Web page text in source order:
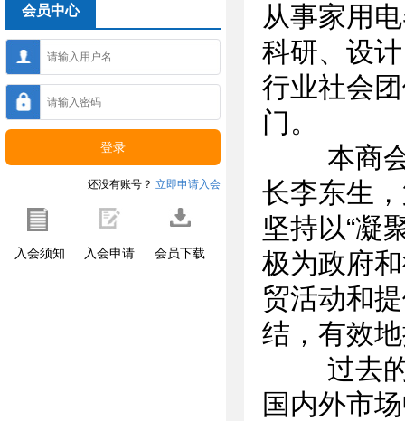
会员中心
还没有账号？ 立即申请入会
入会须知 入会申请 会员下载
从事家用
科研、设
行业社会
门。
本商会
长李东生
坚持以“凝
极为政府
贸活动和
结，有效
过去的
国内外市